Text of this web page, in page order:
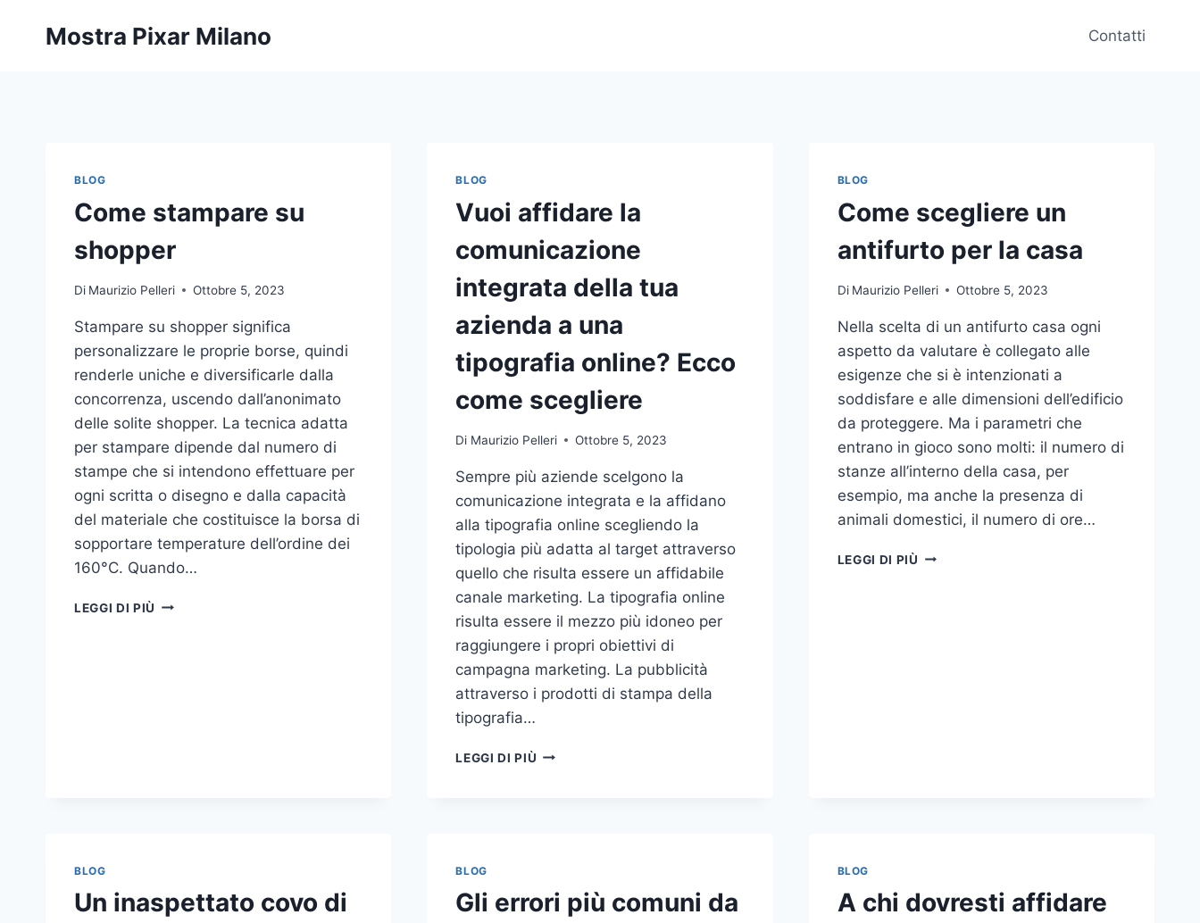
Mostra Pixar Milano Contatti
BLOG
Come stampare su
shopper
Di Maurizio Pelleri Ottobre 5, 2023
Stampare su shopper significa
personalizzare le proprie borse, quindi
renderle uniche e diversificarle dalla
concorrenza, uscendo dall’anonimato
delle solite shopper. La tecnica adatta
per stampare dipende dal numero di
stampe che si intendono effettuare per
ogni scritta o disegno e dalla capacità
del materiale che costituisce la borsa di
sopportare temperature dell’ordine dei
160°C. Quando…
LEGGI DI PIÙ COME
BLOG
Vuoi affidare la
comunicazione
integrata della tua
azienda a una
tipografia online? Ecco
come scegliere
Di Maurizio Pelleri Ottobre 5, 2023
Sempre più aziende scelgono la
comunicazione integrata e la affidano
alla tipografia online scegliendo la
tipologia più adatta al target attraverso
quello che risulta essere un affidabile
canale marketing. La tipografia online
risulta essere il mezzo più idoneo per
raggiungere i propri obiettivi di
campagna marketing. La pubblicità
attraverso i prodotti di stampa della
tipografia…
LEGGI DI PIÙ VUOI
A
BLOG
Come scegliere un
antifurto per la casa
Di Maurizio Pelleri Ottobre 5, 2023
Nella scelta di un antifurto casa ogni
aspetto da valutare è collegato alle
esigenze che si è intenzionati a
soddisfare e alle dimensioni dell’edificio
da proteggere. Ma i parametri che
entrano in gioco sono molti: il numero di
stanze all’interno della casa, per
esempio, ma anche la presenza di
animali domestici, il numero di ore…
LEGGI DI PIÙ COME
BLOG
Un inaspettato covo di
BLOG
Gli errori più comuni da
BLOG
A chi dovresti affidare